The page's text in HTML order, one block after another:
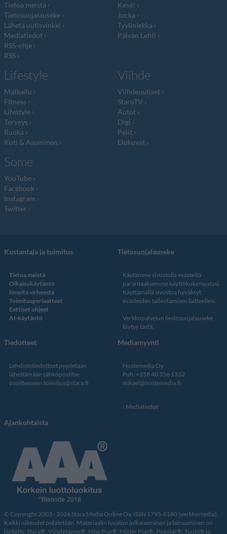
Tietoa meistä
Tietosuojalauseke
Lähetä uutisvinkki
Mediatiedot
RSS-ohje
RSS
Kesä!
Jocka
Tyyliniekka
Päivän Lehti
Lifestyle
Matkailu
Fitness
Lifestyle
Terveys
Ruoka
Koti & Asuminen
Viihde
Viihdeuutiset
StaraTV
Autot
Digi
Pelit
Elokuvat
Some
YouTube
Facebook
Instagram
Twitter
Kustantaja ja toimitus
Tietoa meistä
Oikaisukäytäntö
Ilmoita virheestä
Toimitusperiaatteet
Eettiset ohjeet
AI-käytäntö
Tietosuojalauseke
Käytämme sivustolla evästeitä
parantaaksemme käyttökokemustasi.
Käyttämällä sivustoa hyväksyt
evästeiden tallentamisen laitteellesi.
Verkkopalvelun tiedosuojalauseke
löytyy tästä.
Tiedotteet
Lehdistötiedotteet pyydetään
lähettämään sähköpostitse
osoitteeseen toimitus@stara.fi
Mediamyynti
Nostemedia Oy
Puh. +358 40 356 1332
mikael@nostemedia.fi
Mediatiedot
Ajankohtaista
© Copyright 2003 - 2026 Stara Media Online Oy. ISSN 1795-8180 (verkkomedia).
Kaikki oikeudet pidätetään. Materiaalin luvaton julkaiseminen ja lainaaminen on
kielletty. Stara®, Viihdetaivas®, Miss Pop®, Mister Pop®, Popstar®, Tuubi® ja